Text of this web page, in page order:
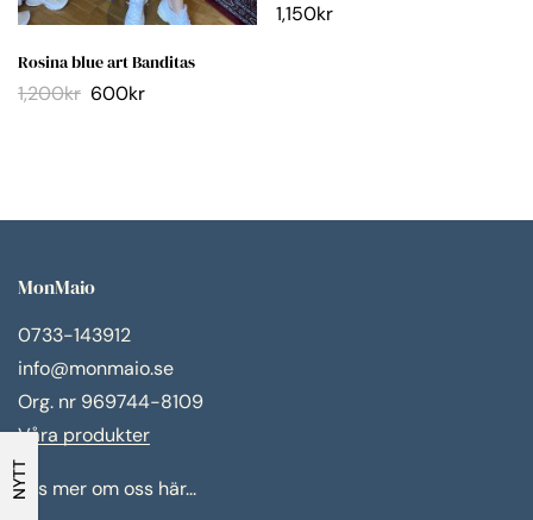
NYTT
Rosina blue art Banditas
1,200kr 600kr
1,150kr
MonMaio
0733-143912
info@monmaio.se
Org. nr 969744-8109
Våra produkter
Läs mer om oss här...